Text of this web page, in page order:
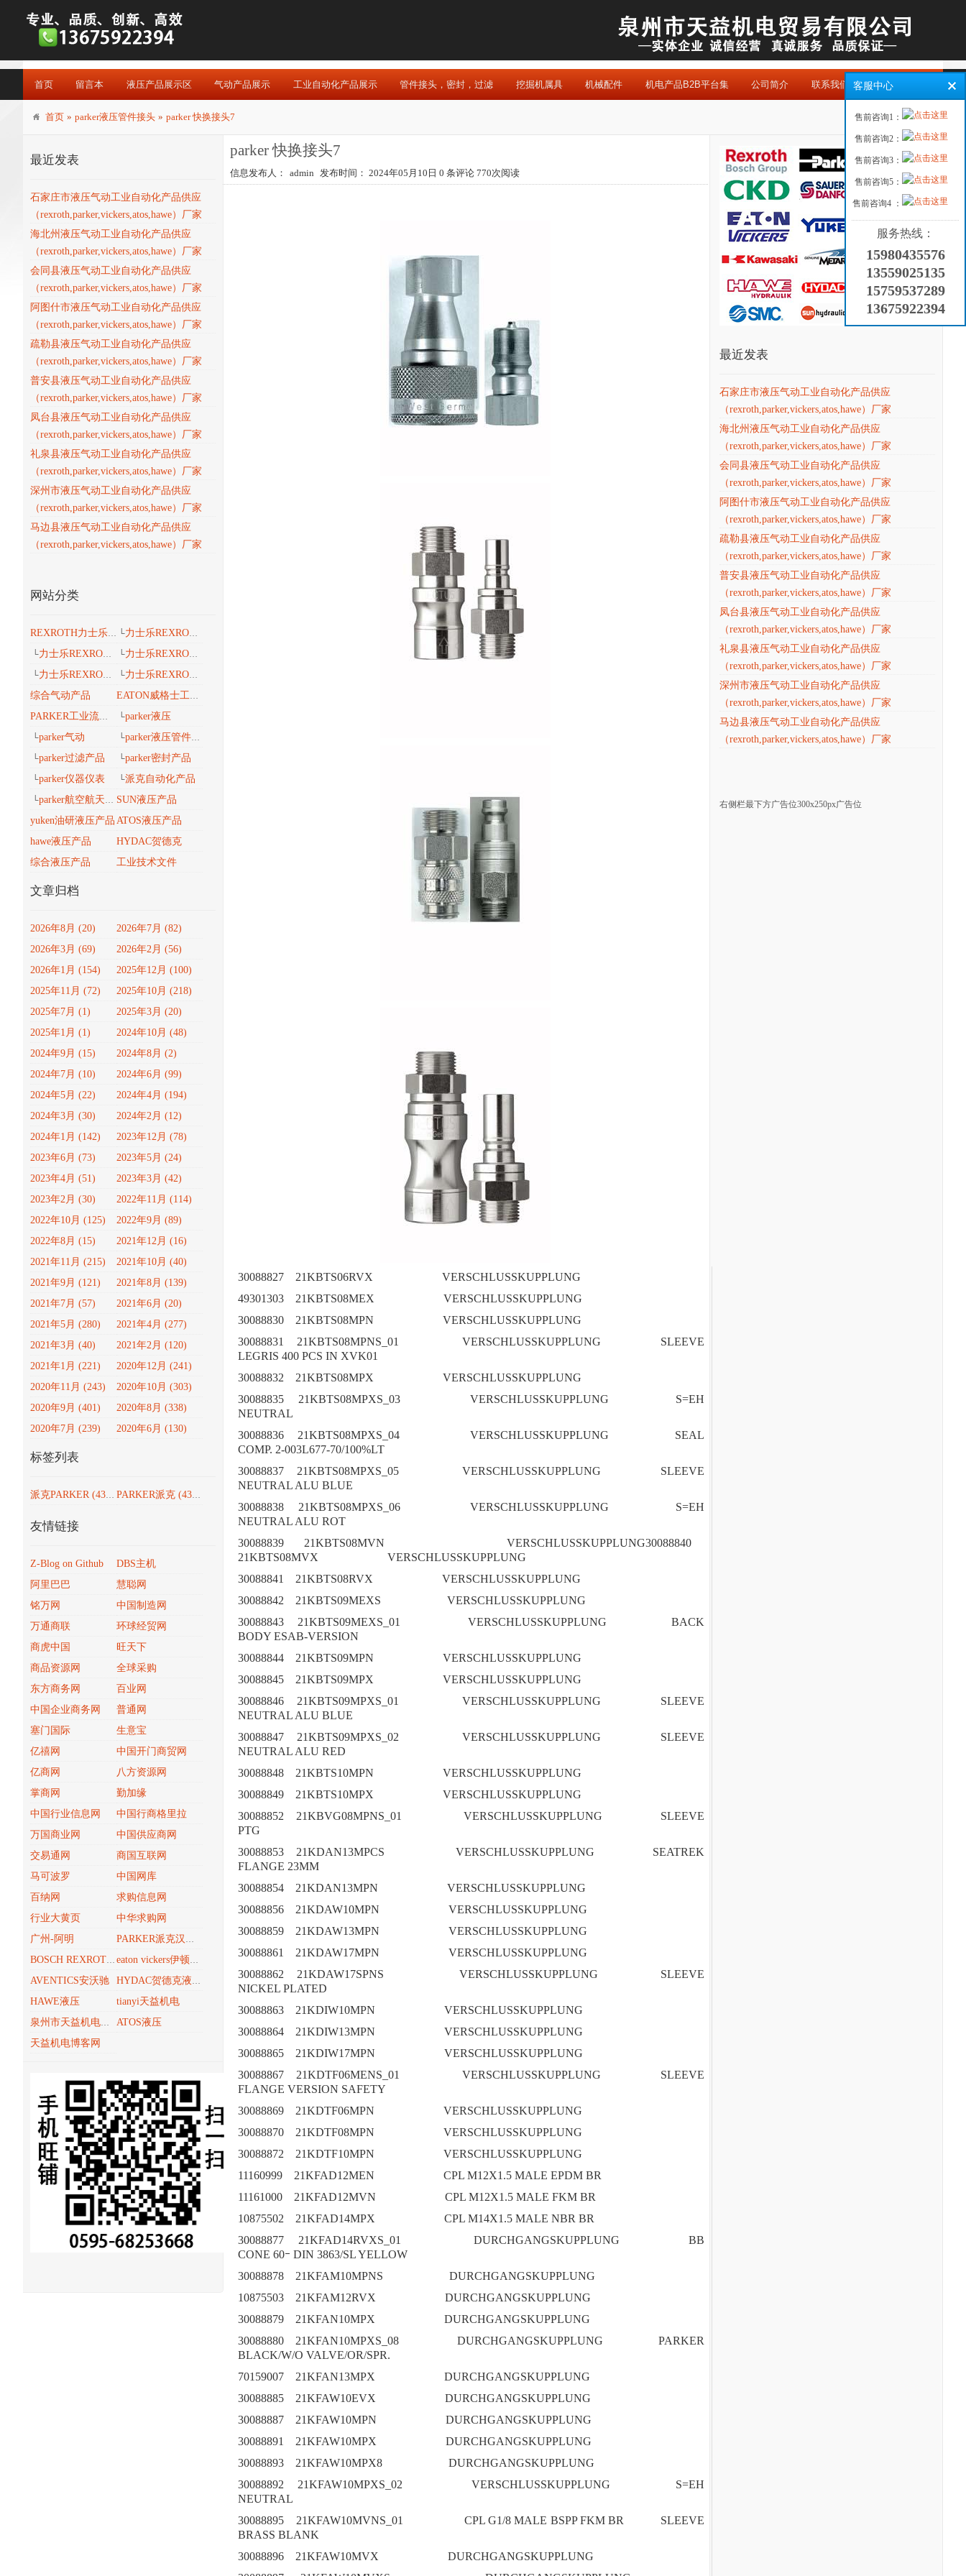
首页 留言本 液压产品展示区 气动产品展示 工业自动化产品展示 管件接头，密封，过滤 挖掘机属具 机械配件 机电产品B2B平台集 公司简介 联系我们
首页 » parker液压管件接头 » parker 快换接头7
最近发表
石家庄市液压气动工业自动化产品供应
（rexroth,parker,vickers,atos,hawe）厂家
海北州液压气动工业自动化产品供应
（rexroth,parker,vickers,atos,hawe）厂家
会同县液压气动工业自动化产品供应
（rexroth,parker,vickers,atos,hawe）厂家
阿图什市液压气动工业自动化产品供应
（rexroth,parker,vickers,atos,hawe）厂家
疏勒县液压气动工业自动化产品供应
（rexroth,parker,vickers,atos,hawe）厂家
普安县液压气动工业自动化产品供应
（rexroth,parker,vickers,atos,hawe）厂家
凤台县液压气动工业自动化产品供应
（rexroth,parker,vickers,atos,hawe）厂家
礼泉县液压气动工业自动化产品供应
（rexroth,parker,vickers,atos,hawe）厂家
深州市液压气动工业自动化产品供应
（rexroth,parker,vickers,atos,hawe）厂家
马边县液压气动工业自动化产品供应
（rexroth,parker,vickers,atos,hawe）厂家
网站分类
REXROTH力士乐工业产品 └力士乐REXROTH液压
└力士乐REXROTH工业导轨 └力士乐REXROTH 安沃驰气动
└力士乐REXROTH 工业密封维修包 └力士乐REXROTH工业自动化
综合气动产品
EATON威格士工业流体
PARKER工业流体产品传动与控制 └parker液压
└parker气动 └parker液压管件接头
└parker过滤产品 └parker密封产品
└parker仪器仪表 └派克自动化产品
└parker航空航天、轨道交通、风电能产品
SUN液压产品
yuken油研液压产品 ATOS液压产品
hawe液压产品
HYDAC贺德克
综合液压产品
工业技术文件
文章归档
2026年8月 (20)
2026年7月 (82)
2026年3月 (69)
2026年2月 (56)
2026年1月 (154)
2025年12月 (100)
2025年11月 (72)
2025年10月 (218)
2025年7月 (1)
2025年3月 (20)
2025年1月 (1)
2024年10月 (48)
2024年9月 (15)
2024年8月 (2)
2024年7月 (10)
2024年6月 (99)
2024年5月 (22)
2024年4月 (194)
2024年3月 (30)
2024年2月 (12)
2024年1月 (142)
2023年12月 (78)
2023年6月 (73)
2023年5月 (24)
2023年4月 (51)
2023年3月 (42)
2023年2月 (30)
2022年11月 (114)
2022年10月 (125)
2022年9月 (89)
2022年8月 (15)
2021年12月 (16)
2021年11月 (215)
2021年10月 (40)
2021年9月 (121)
2021年8月 (139)
2021年7月 (57)
2021年6月 (20)
2021年5月 (280)
2021年4月 (277)
2021年3月 (40)
2021年2月 (120)
2021年1月 (221)
2020年12月 (241)
2020年11月 (243)
2020年10月 (303)
2020年9月 (401)
2020年8月 (338)
2020年7月 (239)
2020年6月 (130)
标签列表
派克PARKER(4351) PARKER派克 (4351)
友情链接
Z-Blog on Github
DBS主机
阿里巴巴
慧聪网
铭万网
中国制造网
万通商联
环球经贸网
商虎中国
旺天下
商品资源网
全球采购
东方商务网
百业网
中国企业商务网
普通网
塞门国际
生意宝
亿禧网
中国开门商贸网
亿商网
八方资源网
掌商网
勤加缘
中国行业信息网
中国行商格里拉
万国商业网
中国供应商网
交易通网
商国互联网
马可波罗
中国网库
百纳网
求购信息网
行业大黄页
中华求购网
广州-阿明
PARKER派克汉尼汾
BOSCH REXROTH博世力士乐REXROTH eaton vickers伊顿威格士
AVENTICS安沃驰 HYDAC贺德克液压技术
HAWE液压 tianyi天益机电
泉州市天益机电贸易有限公司
ATOS液压
天益机电博客网
parker 快换接头7
信息发布人： admin 发布时间： 2024年05月10日 0 条评论 770次阅读
30088827 21KBTS06RVX
VERSCHLUSSKUPPLUNG
49301303 21KBTS08MEX
VERSCHLUSSKUPPLUNG
30088830 21KBTS08MPN
VERSCHLUSSKUPPLUNG
30088831 21KBTS08MPNS_01 VERSCHLUSSKUPPLUNG
SLEEVE
LEGRIS 400 PCS IN XVK01
30088832 21KBTS08MPX
VERSCHLUSSKUPPLUNG
30088835 21KBTS08MPXS_03 VERSCHLUSSKUPPLUNG
S=EH
NEUTRAL
30088836 21KBTS08MPXS_04 VERSCHLUSSKUPPLUNG
SEAL
COMP. 2-003L677-70/100%LT
30088837 21KBTS08MPXS_05 VERSCHLUSSKUPPLUNG
SLEEVE
NEUTRAL ALU BLUE
30088838 21KBTS08MPXS_06 VERSCHLUSSKUPPLUNG
S=EH
NEUTRAL ALU ROT
30088839 21KBTS08MVN
VERSCHLUSSKUPPLUNG30088840
21KBTS08MVX
VERSCHLUSSKUPPLUNG
30088841 21KBTS08RVX
VERSCHLUSSKUPPLUNG
30088842 21KBTS09MEXS
VERSCHLUSSKUPPLUNG
30088843 21KBTS09MEXS_01 VERSCHLUSSKUPPLUNG
BACK
BODY ESAB-VERSION
30088844 21KBTS09MPN
VERSCHLUSSKUPPLUNG
30088845 21KBTS09MPX
VERSCHLUSSKUPPLUNG
30088846 21KBTS09MPXS_01 VERSCHLUSSKUPPLUNG
SLEEVE
NEUTRAL ALU BLUE
30088847 21KBTS09MPXS_02 VERSCHLUSSKUPPLUNG
SLEEVE
NEUTRAL ALU RED
30088848 21KBTS10MPN
VERSCHLUSSKUPPLUNG
30088849 21KBTS10MPX
VERSCHLUSSKUPPLUNG
30088852 21KBVG08MPNS_01 VERSCHLUSSKUPPLUNG
SLEEVE
PTG
30088853 21KDAN13MPCS VERSCHLUSSKUPPLUNG
SEATREK
FLANGE 23MM
30088854 21KDAN13MPN
VERSCHLUSSKUPPLUNG
30088856 21KDAW10MPN
VERSCHLUSSKUPPLUNG
30088859 21KDAW13MPN
VERSCHLUSSKUPPLUNG
30088861 21KDAW17MPN
VERSCHLUSSKUPPLUNG
30088862 21KDAW17SPNS VERSCHLUSSKUPPLUNG
SLEEVE
NICKEL PLATED
30088863 21KDIW10MPN
VERSCHLUSSKUPPLUNG
30088864 21KDIW13MPN
VERSCHLUSSKUPPLUNG
30088865 21KDIW17MPN
VERSCHLUSSKUPPLUNG
30088867 21KDTF06MENS_01 VERSCHLUSSKUPPLUNG
SLEEVE
FLANGE VERSION SAFETY
30088869 21KDTF06MPN
VERSCHLUSSKUPPLUNG
30088870 21KDTF08MPN
VERSCHLUSSKUPPLUNG
30088872 21KDTF10MPN
VERSCHLUSSKUPPLUNG
11160999 21KFAD12MEN
CPL M12X1.5 MALE EPDM BR
11161000 21KFAD12MVN
CPL M12X1.5 MALE FKM BR
10875502 21KFAD14MPX
CPL M14X1.5 MALE NBR BR
30088877 21KFAD14RVXS_01 DURCHGANGSKUPPLUNG
BB
CONE 60ｰ DIN 3863/SL YELLOW
30088878 21KFAM10MPNS
DURCHGANGSKUPPLUNG
10875503 21KFAM12RVX
DURCHGANGSKUPPLUNG
30088879 21KFAN10MPX
DURCHGANGSKUPPLUNG
30088880 21KFAN10MPXS_08 DURCHGANGSKUPPLUNG
PARKER
BLACK/W/O VALVE/OR/SPR.
70159007 21KFAN13MPX
DURCHGANGSKUPPLUNG
30088885 21KFAW10EVX
DURCHGANGSKUPPLUNG
30088887 21KFAW10MPN
DURCHGANGSKUPPLUNG
30088891 21KFAW10MPX
DURCHGANGSKUPPLUNG
30088893 21KFAW10MPX8
DURCHGANGSKUPPLUNG
30088892 21KFAW10MPXS_02 VERSCHLUSSKUPPLUNG
S=EH
NEUTRAL
30088895 21KFAW10MVNS_01 CPL G1/8 MALE BSPP FKM BR
SLEEVE
BRASS BLANK
30088896 21KFAW10MVX
DURCHGANGSKUPPLUNG
最近发表
石家庄市液压气动工业自动化产品供应
（rexroth,parker,vickers,atos,hawe）厂家
海北州液压气动工业自动化产品供应
（rexroth,parker,vickers,atos,hawe）厂家
会同县液压气动工业自动化产品供应
（rexroth,parker,vickers,atos,hawe）厂家
阿图什市液压气动工业自动化产品供应
（rexroth,parker,vickers,atos,hawe）厂家
疏勒县液压气动工业自动化产品供应
（rexroth,parker,vickers,atos,hawe）厂家
普安县液压气动工业自动化产品供应
（rexroth,parker,vickers,atos,hawe）厂家
凤台县液压气动工业自动化产品供应
（rexroth,parker,vickers,atos,hawe）厂家
礼泉县液压气动工业自动化产品供应
（rexroth,parker,vickers,atos,hawe）厂家
深州市液压气动工业自动化产品供应
（rexroth,parker,vickers,atos,hawe）厂家
马边县液压气动工业自动化产品供应
（rexroth,parker,vickers,atos,hawe）厂家
右侧栏最下方广告位300x250px广告位
客服中心
售前咨询1：
售前咨询2：
售前咨询3：
售前咨询5：
售前咨询4 ：
服务热线：
15980435576
13559025135
15759537289
13675922394